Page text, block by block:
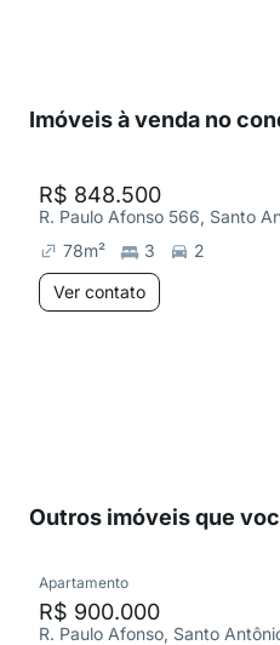
Imóveis à venda no
R$ 848.500
R. Paulo Afonso 566, Santo
78m² 3
2
Ver contato
Outros imóveis que
Apartamento
R$ 900.000
R. Paulo Afonso, Santo